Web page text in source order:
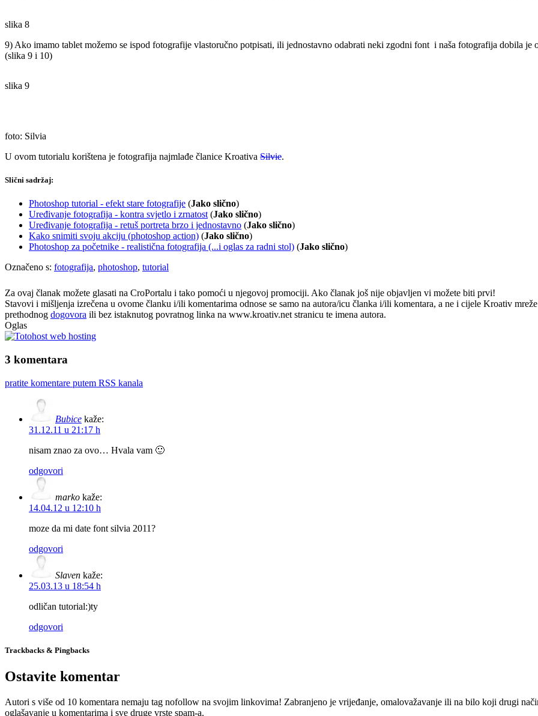
slika 8
9) Ako imamo tablet možemo se ispod fotografije vlastoručno potpisati, ili jednostavno odabrati neki zgodni font i naša fotografija dobila
(slika 9 i 10)
slika 9
foto: Silvia
U ovom tutorialu korištena je fotografija najmlađe članice Kroativa Silvie.
Slični sadržaj:
Photoshop tutorial - efekt stare fotografije (Jako slično)
Uređivanje fotografija - kontra svjetlo i zrnatost (Jako slično)
Uređivanje fotografija - retuš portreta brzo i jednostavno (Jako slično)
Kako snimiti svoju akciju (photoshop action) (Jako slično)
Photoshop za početnike - realistična fotografija (...i oglas za radni stol) (Jako slično)
Označeno s: fotografija, photoshop, tutorial
Za ovaj članak možete glasati na CroPortalu i tako pomoći u njegovoj promociji. Ako članak još nije objavljen vi možete biti prvi!
Stavovi i mišljenja izrečena u ovome članku i/ili komentarima odnose se samo na autora/icu članka i/ili komentara, a ne i cijele Kroativ
prethodnog dogovora ili bez istaknutog povratnog linka na www.kroativ.net stranicu te imena autora.
Oglas
3 komentara
pratite komentare putem RSS kanala
Bubice kaže:
31.12.11 u 21:17 h
nisam znao za ovo… Hvala vam 🙂
odgovori
marko kaže:
14.04.12 u 12:10 h
moze da mi date font silvia 2011?
odgovori
Slaven kaže:
25.03.13 u 18:54 h
odličan tutorial:)ty
odgovori
Trackbacks & Pingbacks
Ostavite komentar
Autori s više od 10 komentara nemaju tag nofollow na svojim linkovima! Zabranjeno je vrijeđanje, omalovažavanje ili na bilo koji drugi
oglašavanje u komentarima i sve druge vrste spam-a.